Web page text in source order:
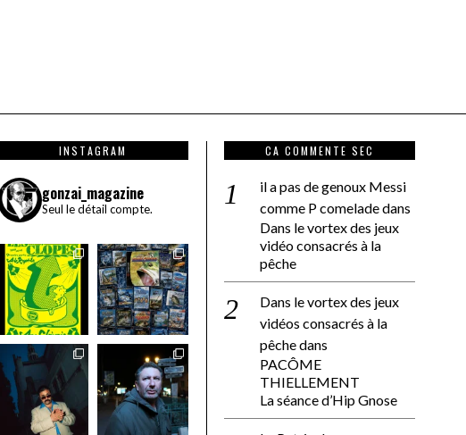
INSTAGRAM
gonzai_magazine
Seul le détail compte.
CA COMMENTE SEC
il a pas de genoux Messi
comme P comeladedans
Dans le vortex des jeux
vidéo consacrés à la
pêche
Dans le vortex des jeux
vidéos consacrés à la
pêchedans
PACÔME
THIELLEMENT
La séance d’Hip Gnose